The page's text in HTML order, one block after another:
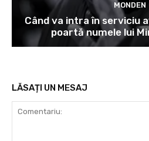
MONDEN
Când va intra în serviciu
poartă numele lui
LĂSAȚI UN MESAJ